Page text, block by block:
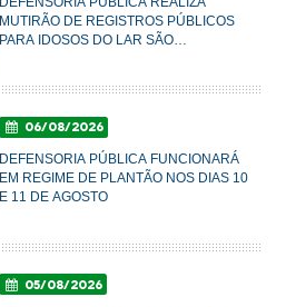
MUTIRÃO DE REGISTROS PÚBLICOS
PARA IDOSOS DO LAR SÃO
06/08/2026
DEFENSORIA PÚBLICA FUNCIONARÁ
EM REGIME DE PLANTÃO NOS DIAS 10
E 11 DE AGOSTO
05/08/2026